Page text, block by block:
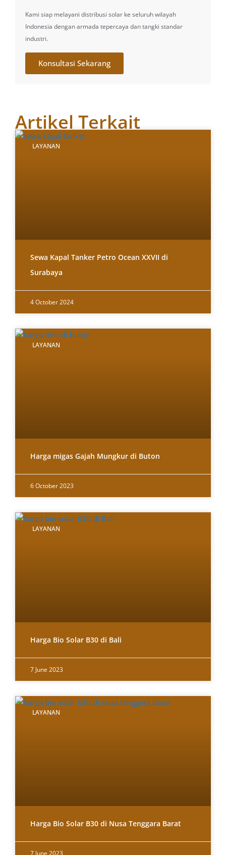
Kami siap melayani distribusi solar ke seluruh wilayah
Indonesia dengan armada tepercaya dan tangki standar
industri.
Konsultasi Sekarang
Artikel Terkait
LAYANAN
Sewa Kapal Tanker Petro Ocean XXVII di
Surabaya
4 October 2024
LAYANAN
Harga migas Gajah Mungkur di Buton
6 October 2023
LAYANAN
Harga Bio Solar B30 di Bali
7 June 2023
LAYANAN
Harga Bio Solar B30 di Nusa Tenggara Barat